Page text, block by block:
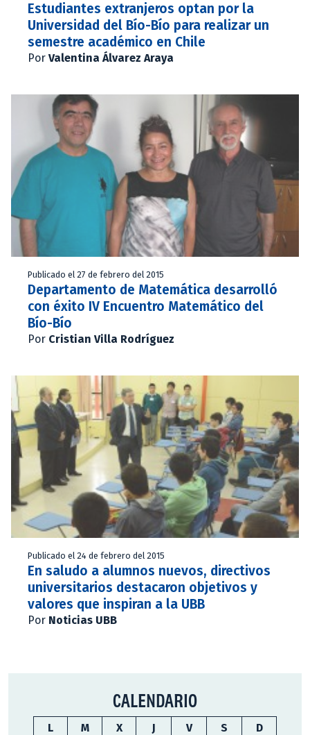
Estudiantes extranjeros optan por la
Universidad del Bío-Bío para realizar un
semestre académico en Chile
Por Valentina Álvarez Araya
Publicado el 27 de febrero del 2015
Departamento de Matemática desarrolló
con éxito IV Encuentro Matemático del
Bío-Bío
Por Cristian Villa Rodríguez
Publicado el 24 de febrero del 2015
En saludo a alumnos nuevos, directivos
universitarios destacaron objetivos y
valores que inspiran a la UBB
Por Noticias UBB
CALENDARIO
L M X J V S
D